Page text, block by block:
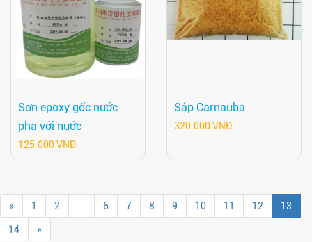
Sơn epoxy gốc nước
pha với nước
125.000 VNĐ
Sáp Carnauba
320.000 VNĐ
« 1 2 6 7 8 9 10 11 12 13
14 »